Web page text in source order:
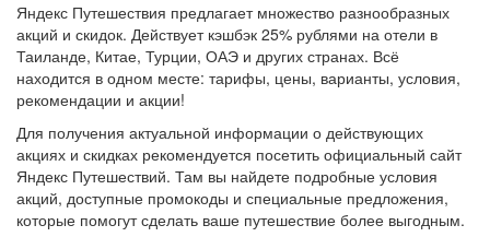
Яндекс Путешествия предлагает множество разнообразных
акций и скидок. Действует кэшбэк 25% рублями на отели в
Таиланде, Китае, Турции, ОАЭ и других странах. Всё
находится в одном месте: тарифы, цены, варианты, условия,
рекомендации и акции!
Для получения актуальной информации о действующих
акциях и скидках рекомендуется посетить официальный сайт
Яндекс Путешествий. Там вы найдете подробные условия
акций, доступные промокоды и специальные предложения,
которые помогут сделать ваше путешествие более выгодным.